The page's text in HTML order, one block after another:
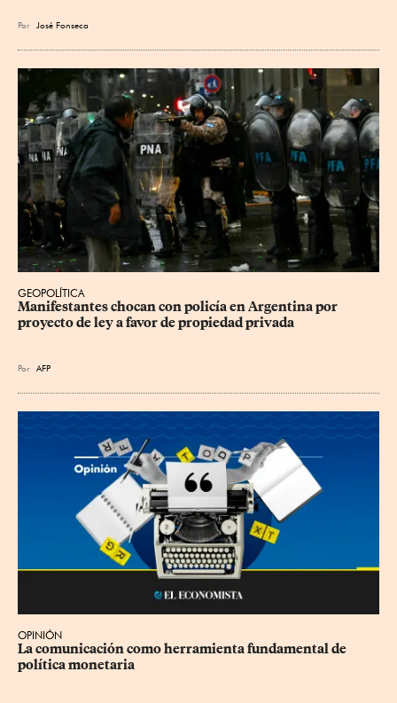
Por José Fonseca
GEOPOLÍTICA
Manifestantes chocan con policía en Argentina por
proyecto de ley a favor de propiedad privada
Por AFP
OPINIÓN
La comunicación como herramienta fundamental de
política monetaria